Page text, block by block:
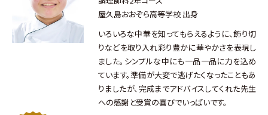
屋久島おおぞら高等学校 出身
いろいろな中華を知ってもらえるように、飾り切
りなどを取り入れ彩り豊かに華やかさを表現し
ました。シンプルな中にも一品一品に力を込め
ています。準備が大変で逃げたくなったこともあ
りましたが、完成までアドバイスしてくれた先生
への感謝と受賞の喜びでいっぱいです。